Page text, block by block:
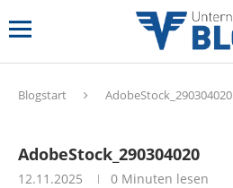
Blogstart AdobeStock_290304020
AdobeStock_290304020
12.11.2025 0 Minuten lesen